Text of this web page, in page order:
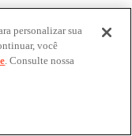
personalizar sua
você
. Consulte nossa